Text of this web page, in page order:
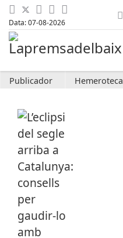
Data: 07-08-2026
Publicador Hemeroteca